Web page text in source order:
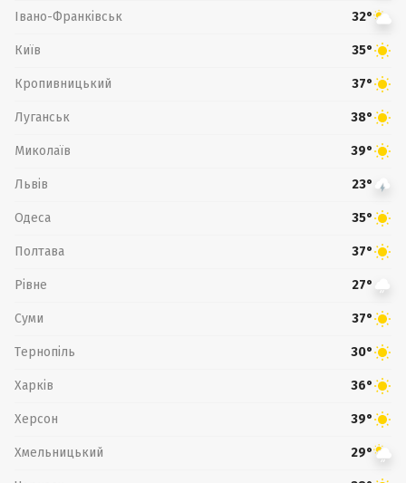
Івано-Франківськ 32°
Київ 35°
Кропивницький 37°
Луганськ 38°
Миколаїв 39°
Львів 23°
Одеса 35°
Полтава 37°
Рівне 27°
Суми 37°
Тернопіль 30°
Харків 36°
Херсон 39°
Хмельницький 29°